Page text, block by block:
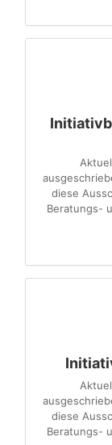
diese
Beratungs-
diese
Beratungs-